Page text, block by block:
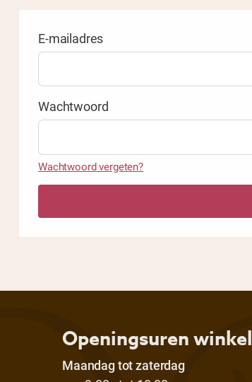
E-mailadres
Wachtwoord
Wachtwoord vergeten?
Openingsuren winkel
Maandag tot zaterdag